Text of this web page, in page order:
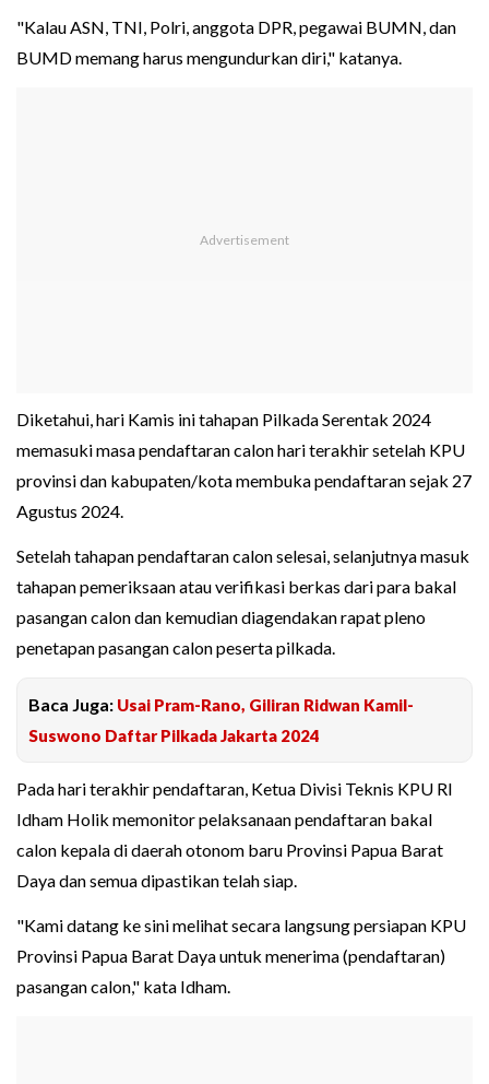
"Kalau ASN, TNI, Polri, anggota DPR, pegawai BUMN, dan
BUMD memang harus mengundurkan diri," katanya.
Diketahui, hari Kamis ini tahapan Pilkada Serentak 2024
memasuki masa pendaftaran calon hari terakhir setelah KPU
provinsi dan kabupaten/kota membuka pendaftaran sejak 27
Agustus 2024.
Setelah tahapan pendaftaran calon selesai, selanjutnya masuk
tahapan pemeriksaan atau verifikasi berkas dari para bakal
pasangan calon dan kemudian diagendakan rapat pleno
penetapan pasangan calon peserta pilkada.
Baca Juga: Usai Pram-Rano, Giliran Ridwan Kamil-
Suswono Daftar Pilkada Jakarta 2024
Pada hari terakhir pendaftaran, Ketua Divisi Teknis KPU RI
Idham Holik memonitor pelaksanaan pendaftaran bakal
calon kepala di daerah otonom baru Provinsi Papua Barat
Daya dan semua dipastikan telah siap.
"Kami datang ke sini melihat secara langsung persiapan KPU
Provinsi Papua Barat Daya untuk menerima (pendaftaran)
pasangan calon," kata Idham.